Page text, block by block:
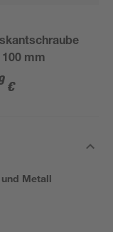
100 mm
€
Metall